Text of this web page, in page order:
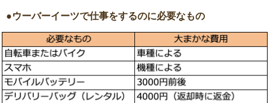
●ウーバーイーツで仕事をするのに必要なもの